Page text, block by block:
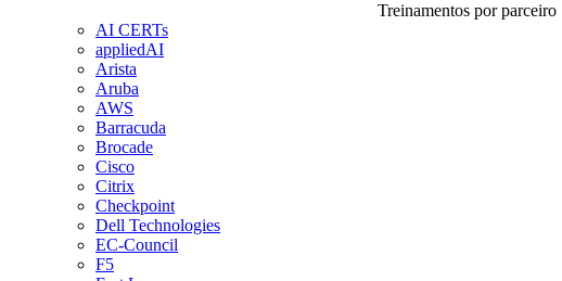
Treinamentos por parceiro
AI CERTs
appliedAI
Arista
Aruba
AWS
Barracuda
Brocade
Cisco
Citrix
Checkpoint
Dell Technologies
EC-Council
F5